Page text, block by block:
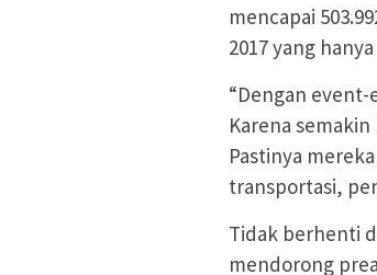
mencapai
2017 yang
“Dengan
Karena
Pastinya
transportasi,
Tidak berhenti
mendorong